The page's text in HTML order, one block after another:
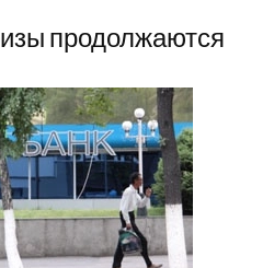
продолжаются